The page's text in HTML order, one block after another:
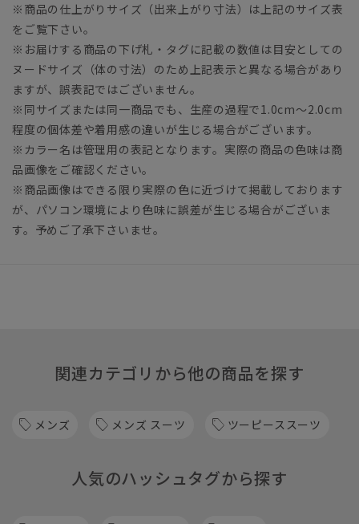
※商品の仕上がりサイズ（出来上がり寸法）は上記のサイズ表
をご覧下さい。
※お届けする商品の下げ札・タグに記載の数値は目安としての
ヌードサイズ（体の寸法）のため上記表示と異なる場合があり
ますが、誤表記ではございません。
※同サイズまたは同一商品でも、生産の過程で1.0cm～2.0cm
程度の個体差や着用感の違いが生じる場合がございます。
※カラー名は管理用の表記となります。実際の商品の色味は商
品画像をご確認ください。
※商品画像はできる限り実際の色に近づけて掲載しております
が、パソコン環境により色味に誤差が生じる場合がございま
す。予めご了承下さいませ。
関連カテゴリから他の商品を探す
メンズ メンズ スーツ ツーピーススーツ
人気のハッシュタグから探す